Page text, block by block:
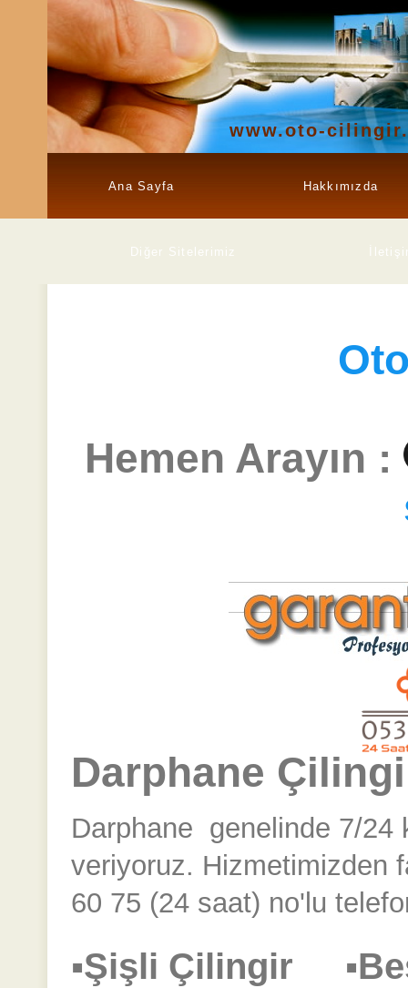
www.oto-
Ana Sayfa Hakkımızda
Diğer Sitelerimiz
Hemen Arayın :
Darphane
Darphane genelinde 7/24
veriyoruz. Hizmetimizden
60 75 (24 saat) no'lu
▪Şişli Çilingir